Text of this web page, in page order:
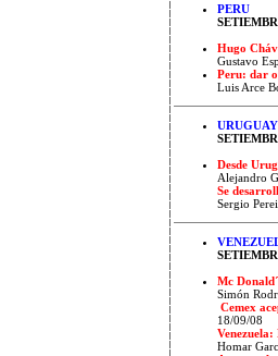
PERU
Hugo
Gustavo
Peru: dar
Luis Arce
URUGUAY
Desde
Alejandro
Se
Sergio
Mc
Simón
Cemex
18/09/08
Homar